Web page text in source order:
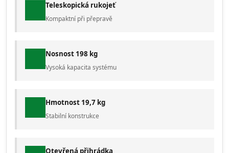
Teleskopická rukojeť
Kompaktní při přepravě
Nosnost 198 kg
Vysoká kapacita systému
Hmotnost 19,7 kg
Stabilní konstrukce
Otevřená přihrádka